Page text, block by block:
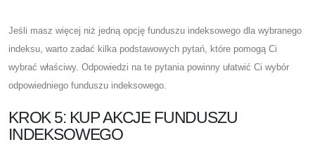
Jeśli masz więcej niż jedną opcję funduszu indeksowego dla wybranego
indeksu, warto zadać kilka podstawowych pytań, które pomogą Ci
wybrać właściwy. Odpowiedzi na te pytania powinny ułatwić Ci wybór
odpowiedniego funduszu indeksowego.
KROK 5: KUP AKCJE FUNDUSZU
INDEKSOWEGO